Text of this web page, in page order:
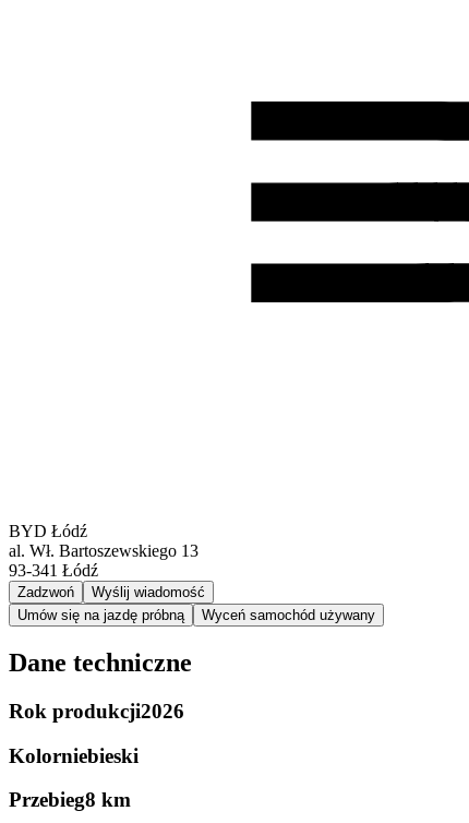
BYD Łódź
al. Wł. Bartoszewskiego 13
93-341 Łódź
Zadzwoń
Wyślij wiadomość
Umów się na jazdę próbną
Wyceń samochód używany
Dane techniczne
Rok produkcji2026
Kolorniebieski
Przebieg8 km